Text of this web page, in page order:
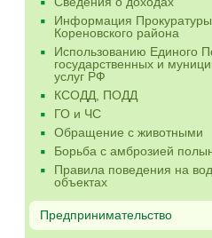
Информация Прокуратуры
Кореновского района
Использованию Единого
государственных и
услуг РФ
КСОДД, ПОДД
ГО и ЧС
Обращение с животными
Борьба с амброзией
Правила поведения на
объектах
Предпринимательство